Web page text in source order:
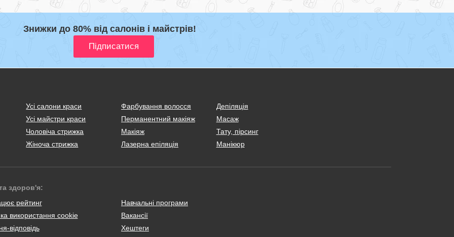
Знижки до 80% від салонів і майстрів!
Усі салони краси
Усі майстри краси
Чоловіча стрижка
Жіноча стрижка
Фарбування волосся
Перманентний макіяж
Макіяж
Лазерна епіляція
Депіляція
Масаж
Тату, пірсинг
Манікюр
здоров'я:
рейтинг
використання cookie
відповідь
Навчальні програми
Вакансії
Хештеги